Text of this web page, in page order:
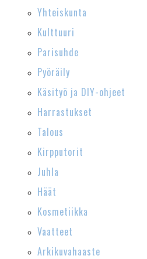
Yhteiskunta
Kulttuuri
Parisuhde
Pyöräily
Käsityö ja DIY-ohjeet
Harrastukset
Talous
Kirpputorit
Juhla
Häät
Kosmetiikka
Vaatteet
Arkikuvahaaste